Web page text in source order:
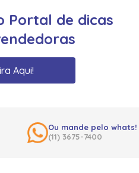
Portal de dicas
Aqui!
Ou mande pelo whats!
(11) 3675-7400